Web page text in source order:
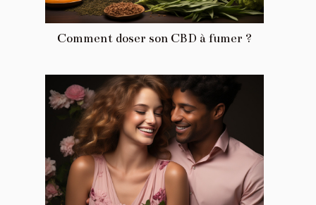
Comment doser son CBD à fumer ?